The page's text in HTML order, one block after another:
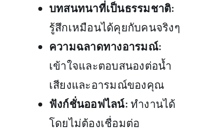
บทสนทนาที่เป็นธรรมชาติ:
รู้สึกเหมือนได้คุยกับคนจริงๆ
ความฉลาดทางอารมณ์:
เข้าใจและตอบสนองต่อน้ำ
เสียงและอารมณ์ของคุณ
ฟังก์ชั่นออฟไลน์: ทำงานได้
โดยไม่ต้องเชื่อมต่อ